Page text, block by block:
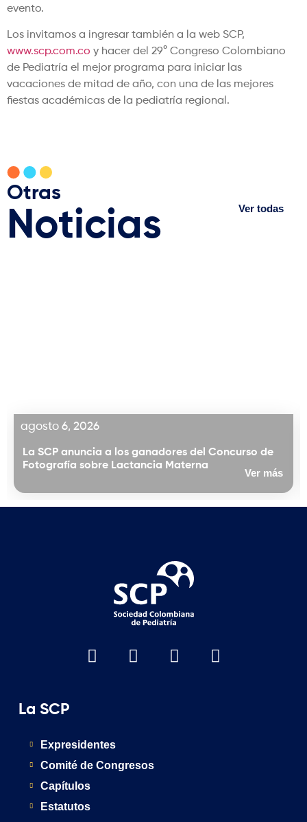
evento.
Los invitamos a ingresar también a la web SCP,
www.scp.com.co y hacer del 29° Congreso Colombiano
de Pediatría el mejor programa para iniciar las
vacaciones de mitad de año, con una de las mejores
fiestas académicas de la pediatría regional.
Otras
Noticias Ver todas
agosto 6, 2026
La SCP anuncia a los ganadores del Concurso de
Fotografía sobre Lactancia Materna
Ver más
La SCP
Expresidentes
Comité de Congresos
Capítulos
Estatutos